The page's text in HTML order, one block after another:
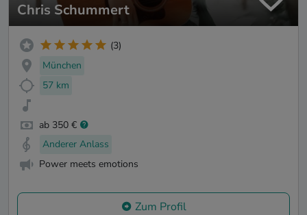
Chris Schummert
(3)
München
57 km
ab 350 €
Anderer Anlass
Power meets emotions
Zum Profil